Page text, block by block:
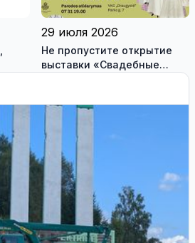
29 июля 2026
Не пропустите открытие
выставки «Свадебные
платья» и лекцию историка
Васильева!